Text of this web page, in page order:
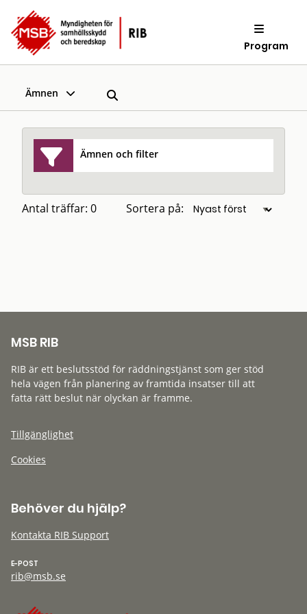
Program
Ämnen
Ämnen och filter
Antal träffar: 0 Sortera på:
MSB RIB
RIB är ett beslutsstöd för räddningstjänst som ger stöd
hela vägen från planering av framtida insatser till att
fatta rätt beslut när olyckan är framme.
Tillgänglighet
Cookies
Behöver du hjälp?
Kontakta RIB Support
E-POST
rib@msb.se